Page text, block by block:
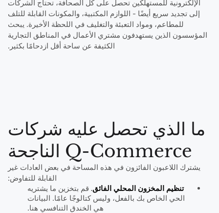
الإلكترونية للمستهلكين تحصل على كل الصحافة، تحتاج الشركات
إلى تجديد سريع أيضًا - اللوازم المكتبية، والمكونات القابلة للتلف
للمطاعم، ومواد التعبئة والتغليف في اللحظة الأخيرة. يبحث
المؤسسون الذين يستهدفون مشتري الأعمال في المناطق التجارية
الكثيفة عن ساحة أقل ازدحامًا بكثير.
ما الذي تحصل عليه شركات
Q-Commerce الناجحة
يشترك اللاعبون الفائزون في هذه المساحة في بعض العادات غير
القابلة للتفاوض:
تنظيم المخزون المحلي الفائق. قم بتخزين ما يشتريه
الحي الخاص بك بالفعل، وليس كتالوجًا عامًا. البيانات
هي الخندق التنافسي هنا.